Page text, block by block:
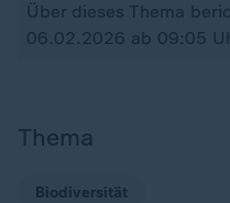
Über dieses Thema
06.02.2026 ab 09:05
Thema
Biodiversität